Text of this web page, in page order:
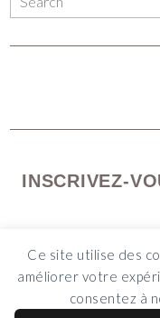
Ce site utilise des
améliorer votre
consentez à
INSCRIVEZ-